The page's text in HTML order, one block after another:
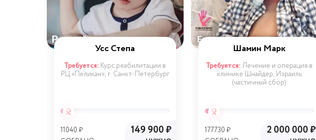
Усс Степа
Требуется: Курс реабилитации в
РЦ «Пеликан», г. Санкт-Петербург
11040 ₽
149 900 ₽
Шамин Марк
Требуется: Лечение и операция в
клинике Шнайдер, Израиль
(частичный сбор)
177730 ₽
2 000 000 ₽